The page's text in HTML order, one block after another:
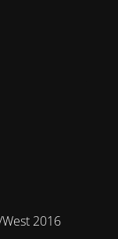
2016